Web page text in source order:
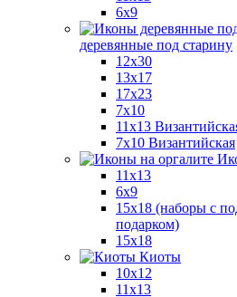
6x9
деревянные под старину
12х30
13x17
17x23
7x10
11x13
7x10 Византийская
11x13
6x9
15х18 (наборы с
подарком)
15x18
Киоты
10x12
11x13